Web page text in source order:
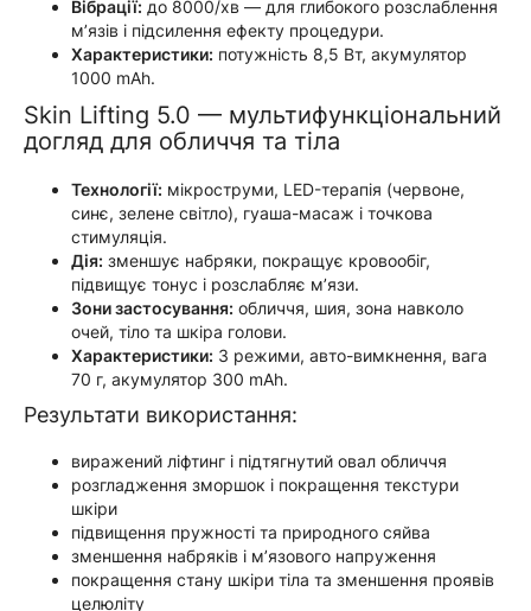
Вібрації: до 8000/хв — для глибокого розслаблення
м’язів і підсилення ефекту процедури.
Характеристики: потужність 8,5 Вт, акумулятор
1000 mAh.
Skin Lifting 5.0 — мультифункціональний
догляд для обличчя та тіла
Технології: мікроструми, LED-терапія (червоне,
синє, зелене світло), гуаша-масаж і точкова
стимуляція.
Дія: зменшує набряки, покращує кровообіг,
підвищує тонус і розслабляє м’язи.
Зони застосування: обличчя, шия, зона навколо
очей, тіло та шкіра голови.
Характеристики: 3 режими, авто-вимкнення, вага
70 г, акумулятор 300 mAh.
Результати використання:
виражений ліфтинг і підтягнутий овал обличчя
розгладження зморшок і покращення текстури
шкіри
підвищення пружності та природного сяйва
зменшення набряків і м’язового напруження
покращення стану шкіри тіла та зменшення проявів
целюліту